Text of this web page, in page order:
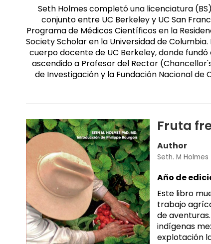
Seth Holmes completó una licenciatura
conjunto entre UC Berkeley y UC San
Programa de Médicos Científicos en la
Society Scholar en la Universidad de
cuerpo docente de UC Berkeley, donde
ascendido a Profesor del Rector
de Investigación y la Fundación Nacional
Fruta
Author
Seth. M Holmes
Año de
Este libro
trabajo
de
indígenas
explotación